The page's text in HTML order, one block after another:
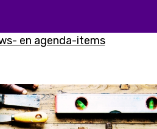
en agenda-items